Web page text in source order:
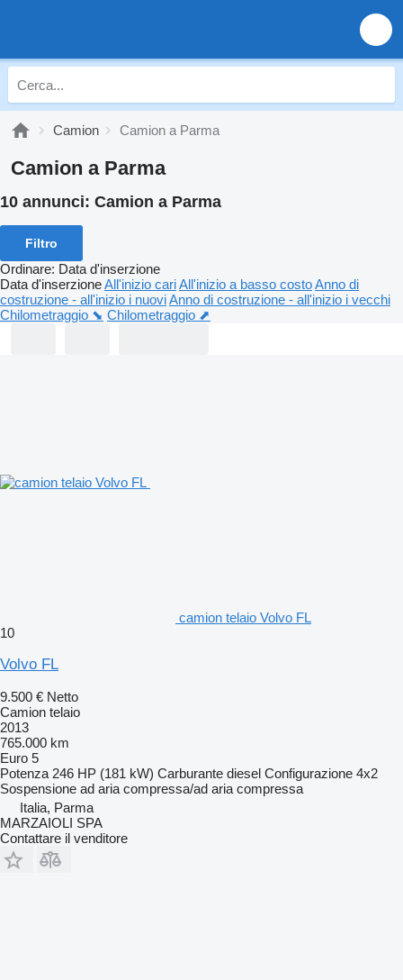
Camion Camion a Parma
Camion a Parma
10 annunci: Camion a Parma
Filtro
Ordinare: Data d'inserzione
Data d'inserzioneAll'inizio cariAll'inizio a basso costoAnno di
costruzione - all'inizio i nuoviAnno di costruzione - all'inizio i vecchi
Chilometraggio ⬊ Chilometraggio ⬈
camion telaio Volvo FL
10
Volvo FL
9.500 € Netto
Camion telaio
2013
765.000 km
Euro 5
Potenza 246 HP (181 kW) Carburante diesel Configurazione 4x2
Sospensione ad aria compressa/ad aria compressa
Italia, Parma
MARZAIOLI SPA
Contattare il venditore